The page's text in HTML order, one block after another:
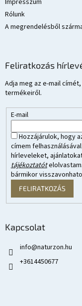
Impresszum
Rólunk
A megrendelésből
Feliratkozás
Adja meg az e-mail
termékeiről.
E-mail
Hozzájárulok, hogy
címem
hírleveleket,
tájékoztatót
bármikor
FELIRATKOZÁS
Kapcsolat
info@naturzon.hu
+3614450677